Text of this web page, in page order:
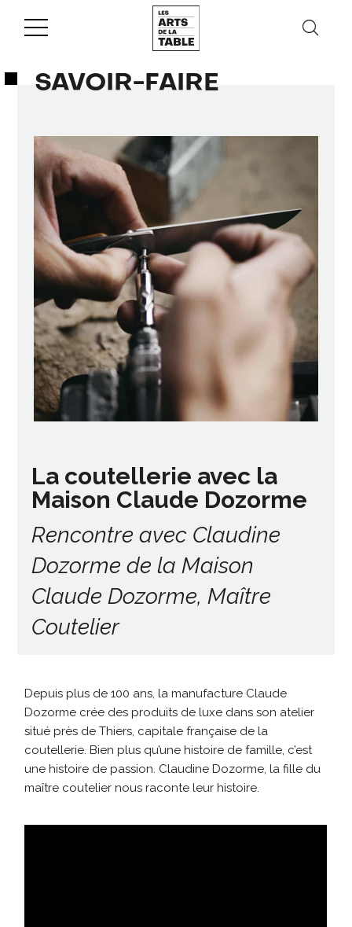
SAVOIR-FAIRE
La coutellerie avec la
Maison Claude Dozorme
Rencontre avec Claudine
Dozorme de la Maison
Claude Dozorme, Maître
Coutelier
Depuis plus de 100 ans, la manufacture Claude
Dozorme crée des produits de luxe dans son atelier
situé près de Thiers, capitale française de la
coutellerie. Bien plus qu’une histoire de famille, c’est
une histoire de passion. Claudine Dozorme, la fille du
maître coutelier nous raconte leur histoire.